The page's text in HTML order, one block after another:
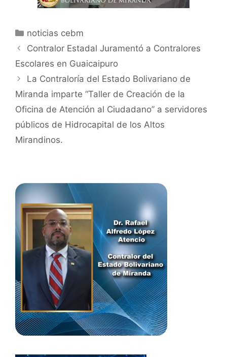
noticias cebm
Contralor Estadal Juramentó a Contralores
Escolares en Guaicaipuro
La Contraloría del Estado Bolivariano de
Miranda imparte “Taller de Creación de la
Oficina de Atención al Ciudadano” a servidores
públicos de Hidrocapital de los Altos
Mirandinos.